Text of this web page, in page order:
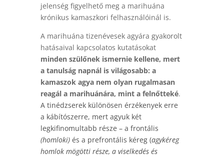
jelenség figyelhető meg a marihuána
krónikus kamaszkori felhasználóinál is.
A marihuána tizenévesek agyára gyakorolt
hatásaival kapcsolatos kutatásokat
minden szülőnek ismernie kellene, mert
a tanulság napnál is világosabb: a
kamaszok agya nem olyan rugalmasan
reagál a marihuánára, mint a felnőtteké.
A tinédzserek különösen érzékenyek erre
a kábítószerre, mert agyuk két
legkifinomultabb része – a frontális
(homloki) és a prefrontális kéreg (agykéreg
homlok mögötti része, a viselkedés és